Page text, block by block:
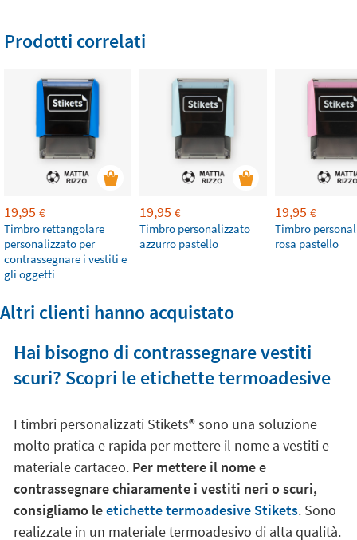
Prodotti correlati
19,95 €
Timbro rettangolare
personalizzato per
contrassegnare i vestiti e
gli oggetti
19,95 €
Timbro personalizzato
azzurro pastello
19,95 €
Timbro
rosa pastello
Altri clienti hanno acquistato
Hai bisogno di contrassegnare vestiti
scuri? Scopri le etichette termoadesive
I timbri personalizzati Stikets®️ sono una soluzione
molto pratica e rapida per mettere il nome a vestiti e
materiale cartaceo.Per mettere il nome e
contrassegnare chiaramente i vestiti neri o scuri,
consigliamo leetichette termoadesive Stikets. Sono
realizzate in un materiale termoadesivo di alta qualità.